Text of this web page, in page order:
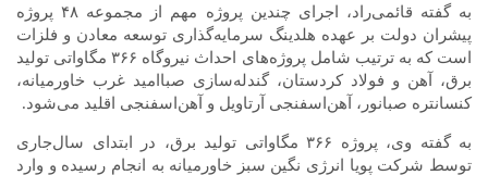
به گفته قائمی‌راد، اجرای چندین پروژه مهم از مجموعه ۴۸ پروژه
پیشران دولت بر عهده هلدینگ سرمایه‌گذاری توسعه معادن و فلزات
است که به ترتیب شامل پروژه‌های احداث نیروگاه ۳۶۶ مگاواتی تولید
برق، آهن و فولاد کردستان، گندله‌سازی صباامید غرب خاورمیانه،
کنسانتره صبانور، آهن‌اسفنجی آرتاویل و آهن‌اسفنجی اقلید می‌شود.
به گفته وی، پروژه ۳۶۶ مگاواتی تولید برق، در ابتدای سال‌جاری
توسط شرکت پویا انرژی نگین سبز خاورمیانه به انجام رسیده و وارد